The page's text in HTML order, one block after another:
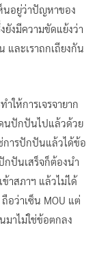
นอยู่ว่าปัญหาของ
ยังมีความขัดแย้งว่า
และเราถกเถียงกัน
ให้การเจรจายาก
นปักปันไปแล้วด้วย
การปักปันแล้วได้ข้อ
ปันเสร็จก็ต้องนำ
าสภาฯ แล้วไม่ได้
อว่าเซ็น MOU แต่
าไม่ใช่ข้อตกลง